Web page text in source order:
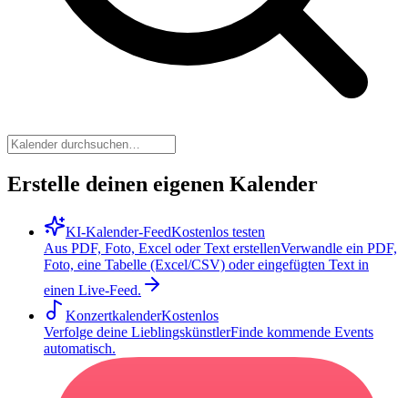
Erstelle deinen eigenen Kalender
KI-Kalender-FeedKostenlos testen
Aus PDF, Foto, Excel oder Text erstellenVerwandle ein PDF,
Foto, eine Tabelle (Excel/CSV) oder eingefügten Text in
einen Live-Feed.
KonzertkalenderKostenlos
Verfolge deine LieblingskünstlerFinde kommende Events
automatisch.